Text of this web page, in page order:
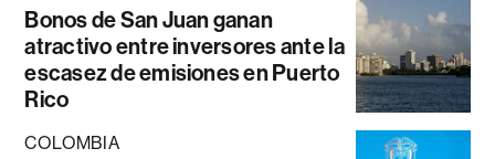
Bonos de San Juan ganan
atractivo entre inversores ante la
escasez de emisiones en Puerto
Rico
COLOMBIA